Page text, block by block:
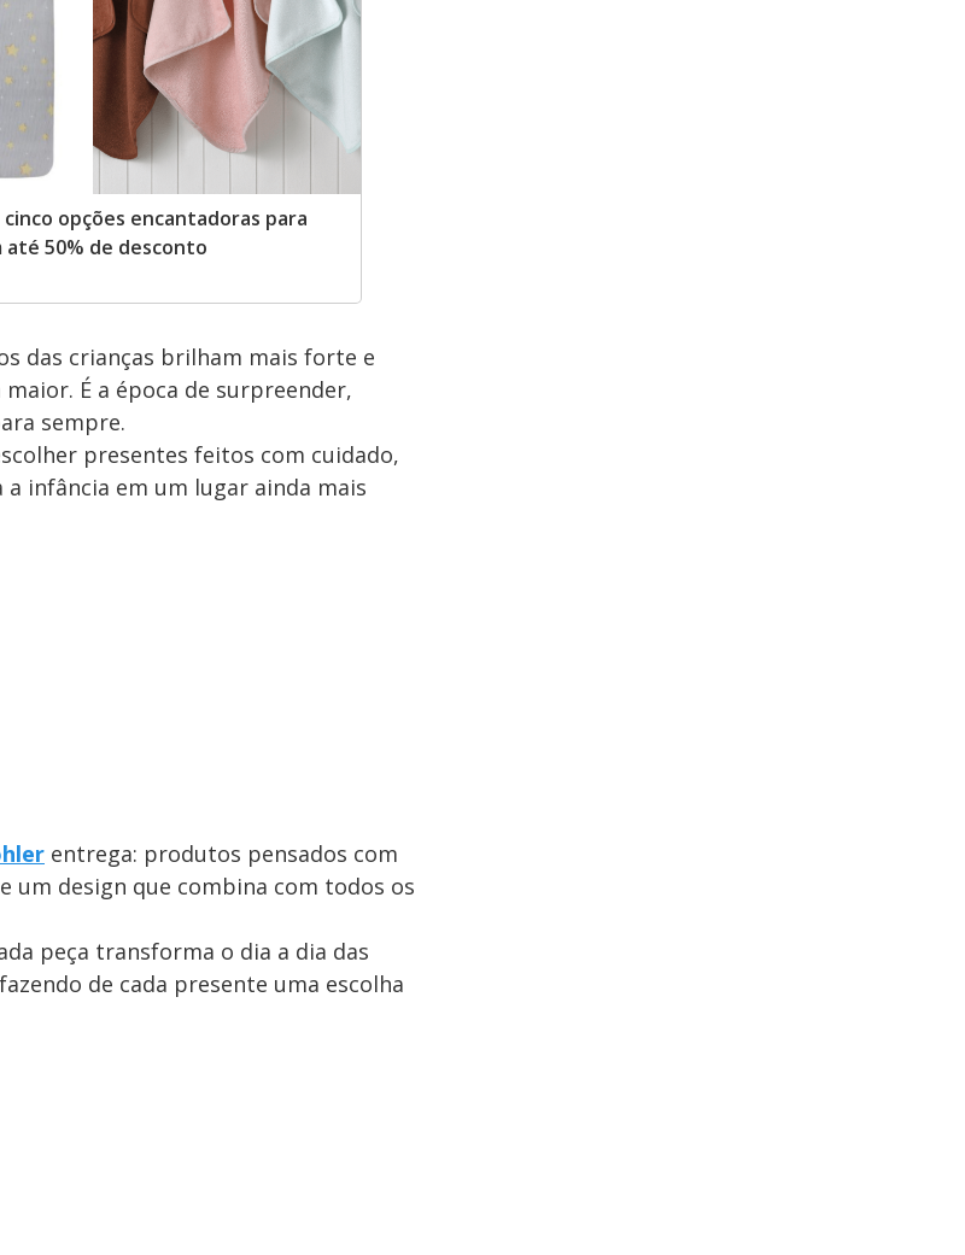
opções encantadoras para
50% de desconto
das crianças brilham mais forte e
É a época de surpreender,
sempre.
presentes feitos com cuidado,
infância em um lugar ainda mais
entrega: produtos pensados com
um design que combina com todos os
peça transforma o dia a dia das
de cada presente uma escolha